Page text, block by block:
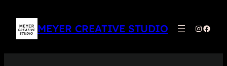
Inhalt
springen MEYER CREATIVE STUDIO